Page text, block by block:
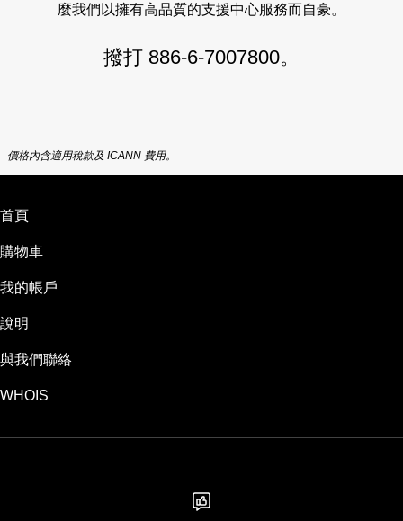
麼我們以擁有高品質的支援中心服務而自豪。
撥打 886-6-7007800。
價格內含適用稅款及 ICANN 費用。
首頁
購物車
我的帳戶
說明
與我們聯絡
WHOIS